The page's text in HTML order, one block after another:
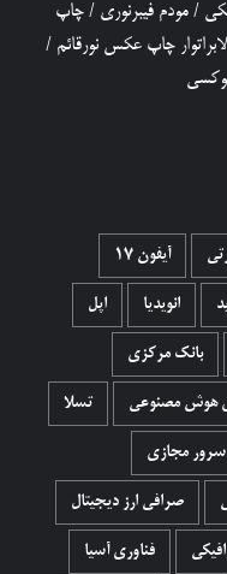
/ مودم فیبرنوری / چاپ
لابراتوار چاپ عکس نورقائم /
آیفون 17
انویدیا اپل
بانک مرکزی
هوش مصنوعی تسلا
سرور مجازی
صرافی ارز دیجیتال
فناوری آسیا